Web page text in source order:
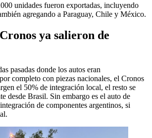
unidades fueron exportadas, incluyendo
agregando a Paraguay, Chile y México.
ya salieron de
pasadas donde los autos eran
completo con piezas nacionales, el Cronos
el 50% de integración local, el resto se
desde Brasil. Sin embargo es el auto de
de componentes argentinos, si